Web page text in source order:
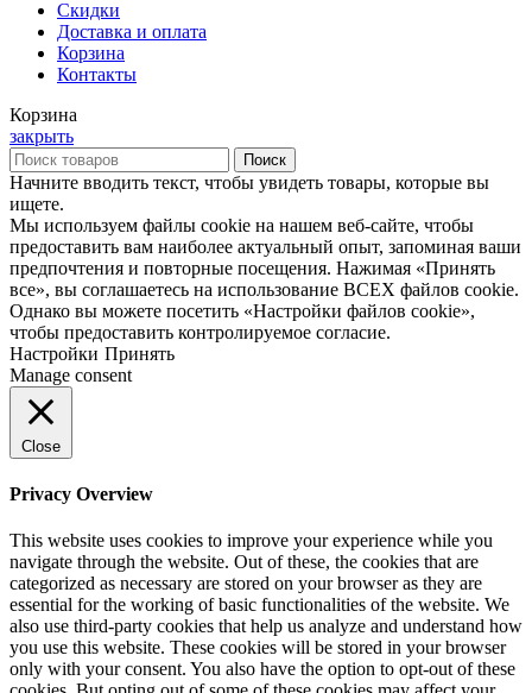
Скидки
Доставка и оплата
Корзина
Контакты
Корзина
закрыть
Поиск
Начните вводить текст, чтобы увидеть товары, которые вы
ищете.
Мы используем файлы cookie на нашем веб-сайте, чтобы
предоставить вам наиболее актуальный опыт, запоминая ваши
предпочтения и повторные посещения. Нажимая «Принять
все», вы соглашаетесь на использование ВСЕХ файлов cookie.
Однако вы можете посетить «Настройки файлов cookie»,
чтобы предоставить контролируемое согласие.
Настройки Принять
Manage consent
Close
Privacy Overview
This website uses cookies to improve your experience while you
navigate through the website. Out of these, the cookies that are
categorized as necessary are stored on your browser as they are
essential for the working of basic functionalities of the website. We
also use third-party cookies that help us analyze and understand how
you use this website. These cookies will be stored in your browser
only with your consent. You also have the option to opt-out of these